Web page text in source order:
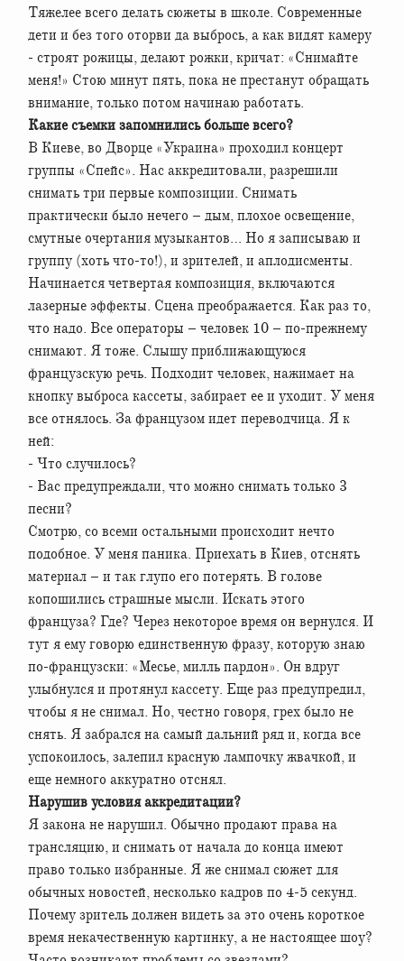
Тяжелее всего делать сюжеты в школе. Современные
дети и без того оторви да выбрось, а как видят камеру
- строят рожицы, делают рожки, кричат: «Снимайте
меня!» Стою минут пять, пока не престанут обращать
внимание, только потом начинаю работать.
Какие съемки запомнились больше всего?
В Киеве, во Дворце «Украина» проходил концерт
группы «Спейс». Нас аккредитовали, разрешили
снимать три первые композиции. Снимать
практически было нечего – дым, плохое освещение,
смутные очертания музыкантов… Но я записываю и
группу (хоть что-то!), и зрителей, и аплодисменты.
Начинается четвертая композиция, включаются
лазерные эффекты. Сцена преображается. Как раз то,
что надо. Все операторы – человек 10 – по-прежнему
снимают. Я тоже. Слышу приближающуюся
французскую речь. Подходит человек, нажимает на
кнопку выброса кассеты, забирает ее и уходит. У меня
все отнялось. За французом идет переводчица. Я к
ней:
- Что случилось?
- Вас предупреждали, что можно снимать только 3
песни?
Смотрю, со всеми остальными происходит нечто
подобное. У меня паника. Приехать в Киев, отснять
материал – и так глупо его потерять. В голове
копошились страшные мысли. Искать этого
француза? Где? Через некоторое время он вернулся. И
тут я ему говорю единственную фразу, которую знаю
по-французски: «Месье, милль пардон». Он вдруг
улыбнулся и протянул кассету. Еще раз предупредил,
чтобы я не снимал. Но, честно говоря, грех было не
снять. Я забрался на самый дальний ряд и, когда все
успокоилось, залепил красную лампочку жвачкой, и
еще немного аккуратно отснял.
Нарушив условия аккредитации?
Я закона не нарушил. Обычно продают права на
трансляцию, и снимать от начала до конца имеют
право только избранные. Я же снимал сюжет для
обычных новостей, несколько кадров по 4-5 секунд.
Почему зритель должен видеть за это очень короткое
время некачественную картинку, а не настоящее шоу?